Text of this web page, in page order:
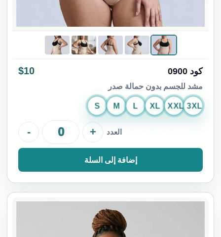
كود 0900 $10
مشد للجسم بدون حمالة صدر
S M L XL XXL 3XL
العدد - +
إضافة إلى السلة